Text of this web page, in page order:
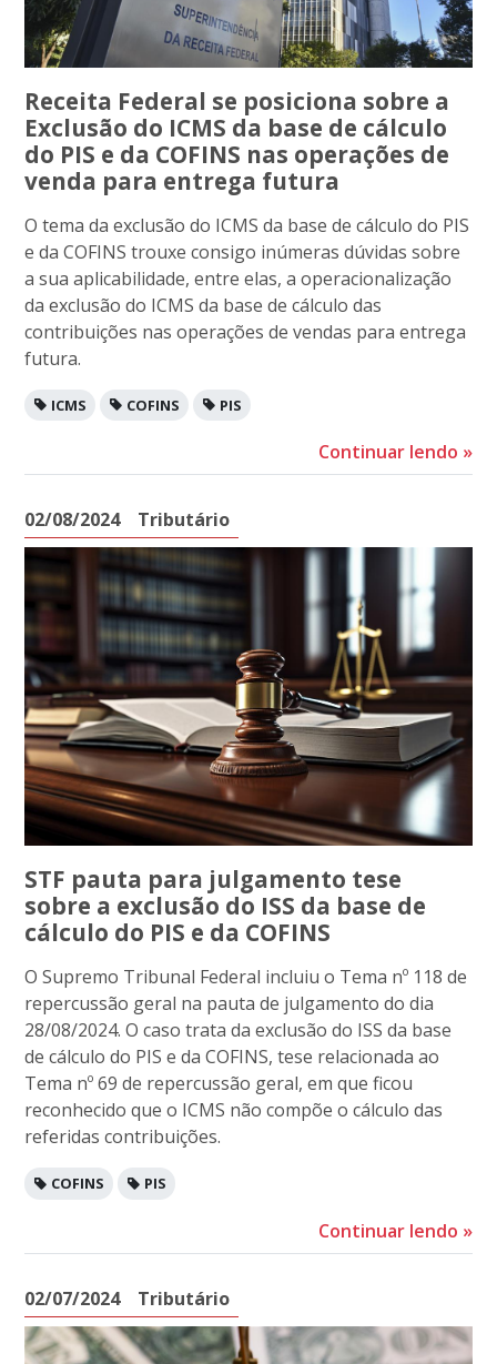
Receita Federal se posiciona sobre a
Exclusão do ICMS da base de cálculo
do PIS e da COFINS nas operações de
venda para entrega futura
O tema da exclusão do ICMS da base de cálculo do PIS
e da COFINS trouxe consigo inúmeras dúvidas sobre
a sua aplicabilidade, entre elas, a operacionalização
da exclusão do ICMS da base de cálculo das
contribuições nas operações de vendas para entrega
futura.
ICMS COFINS PIS
Continuar lendo »
02/08/2024 Tributário
STF pauta para julgamento tese
sobre a exclusão do ISS da base de
cálculo do PIS e da COFINS
O Supremo Tribunal Federal incluiu o Tema nº 118 de
repercussão geral na pauta de julgamento do dia
28/08/2024. O caso trata da exclusão do ISS da base
de cálculo do PIS e da COFINS, tese relacionada ao
Tema nº 69 de repercussão geral, em que ficou
reconhecido que o ICMS não compõe o cálculo das
referidas contribuições.
COFINS PIS
Continuar lendo »
02/07/2024 Tributário